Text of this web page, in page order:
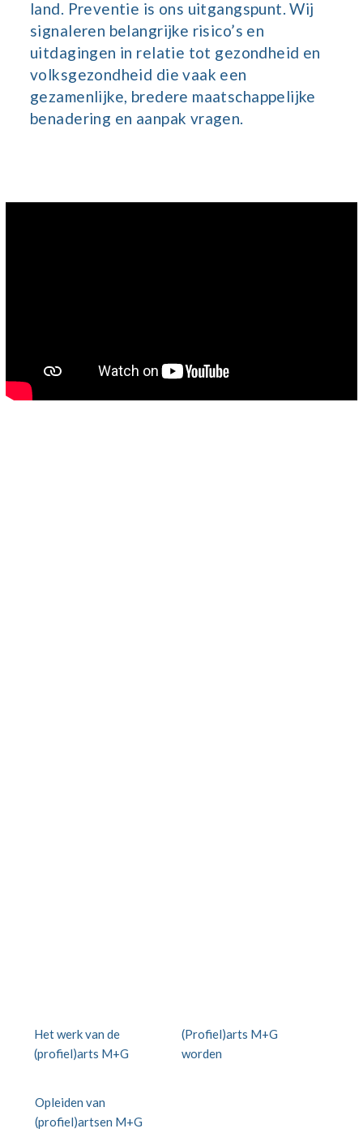
land. Preventie is ons uitgangspunt. Wij
signaleren belangrijke risico’s en
uitdagingen in relatie tot gezondheid en
volksgezondheid die vaak een
gezamenlijke, bredere maatschappelijke
benadering en aanpak vragen.
Het werk van de
(profiel)arts M+G
(Profiel)arts M+G
worden
Opleiden van
(profiel)artsen M+G